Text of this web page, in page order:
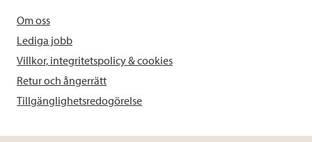
Om oss
Lediga jobb
Villkor, integritetspolicy & cookies
Retur och ångerrätt
Tillgänglighetsredogörelse